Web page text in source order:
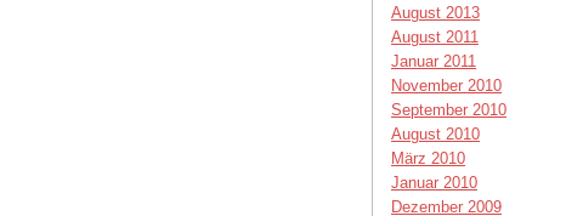
August 2013
August 2011
Januar 2011
November 2010
September 2010
August 2010
März 2010
Januar 2010
Dezember 2009